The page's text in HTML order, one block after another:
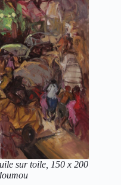
sur toile, 150 x 200